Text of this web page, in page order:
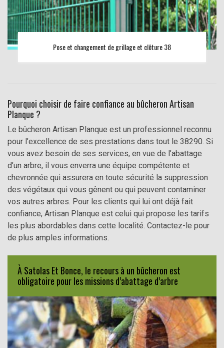
Pose et changement de grillage et clôture 38
Pourquoi choisir de faire confiance au bûcheron Artisan
Planque ?
Le bûcheron Artisan Planque est un professionnel reconnu
pour l’excellence de ses prestations dans tout le 38290. Si
vous avez besoin de ses services, en vue de l’abattage
d’un arbre, il vous enverra une équipe compétente et
chevronnée qui assurera en toute sécurité la suppression
des végétaux qui vous gênent ou qui peuvent contaminer
vos autres arbres. Pour les clients qui lui ont déjà fait
confiance, Artisan Planque est celui qui propose les tarifs
les plus abordables dans cette localité. Contactez-le pour
de plus amples informations.
À Satolas Et Bonce, le recours à un bûcheron est
obligatoire pour les missions d’abattage d’arbre